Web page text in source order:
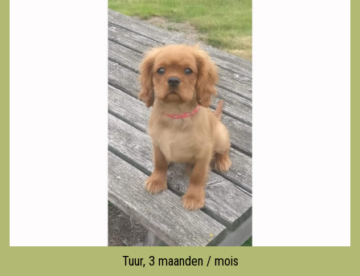
Tuur, 3 maanden / mois